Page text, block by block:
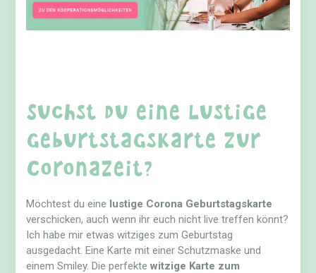
Suchst du eine lustige
Geburtstagskarte zur
Coronazeit?
Möchtest du eine lustige Corona Geburtstagskarte
verschicken, auch wenn ihr euch nicht live treffen könnt?
Ich habe mir etwas witziges zum Geburtstag
ausgedacht. Eine Karte mit einer Schutzmaske und
einem Smiley. Die perfektewitzige Karte zum